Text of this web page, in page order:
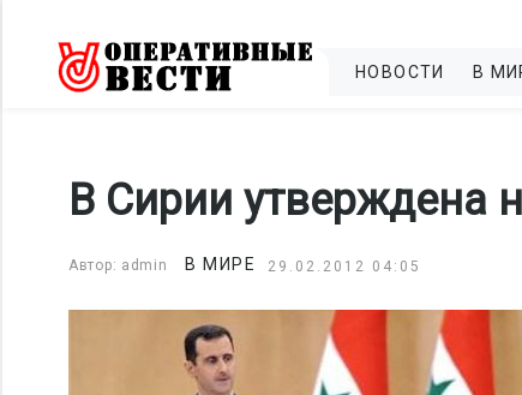
НОВОСТИ В
В Сирии утверждена
Автор: admin В МИРЕ 29.02.2012 04:05